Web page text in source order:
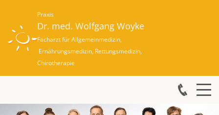
Praxis
Dr. med. Wolfgang Woyke
Facharzt für Allgemeinmedizin,
Ernährungsmedizin, Rettungsmedizin,
Chirotherapie